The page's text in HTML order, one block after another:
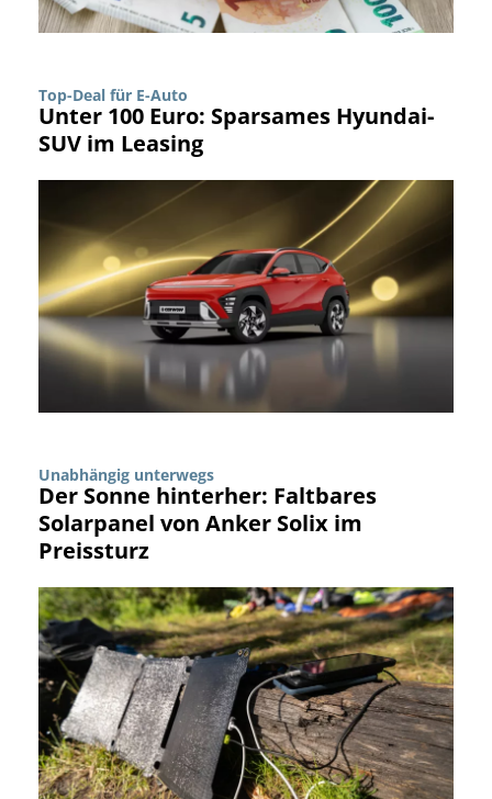
Top-Deal für E-Auto
Unter 100 Euro: Sparsames Hyundai-
SUV im Leasing
Unabhängig unterwegs
Der Sonne hinterher: Faltbares
Solarpanel von Anker Solix im
Preissturz